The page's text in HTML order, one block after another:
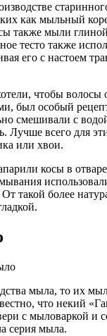
как мыльный
также мыли
тесто также
его с настоем
чтобы волосы
был особый
смешивали с
Лучше всего для
или хвои.
косы в
такой более
мыла, то их
что некий
с мыловаркой и
серия мыла.